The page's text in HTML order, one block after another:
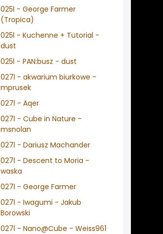
025l - George Farmer
(Tropica)
025l - Kuchenne + Tutorial -
dust
025l - PAN:busz - dust
027l - akwarium biurkowe -
mprusek
027l - Aqer
027l - Cube in Nature -
msnolan
027l - Dariusz Machander
027l - Descent to Moria -
waska
027l - George Farmer
027l - Iwagumi - Jakub
Borowski
027l - Nano@Cube - Weiss961